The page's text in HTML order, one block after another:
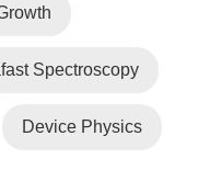
Spectroscopy
Device Physics